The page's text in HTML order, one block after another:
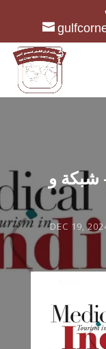
شبكة و
DEC 19,